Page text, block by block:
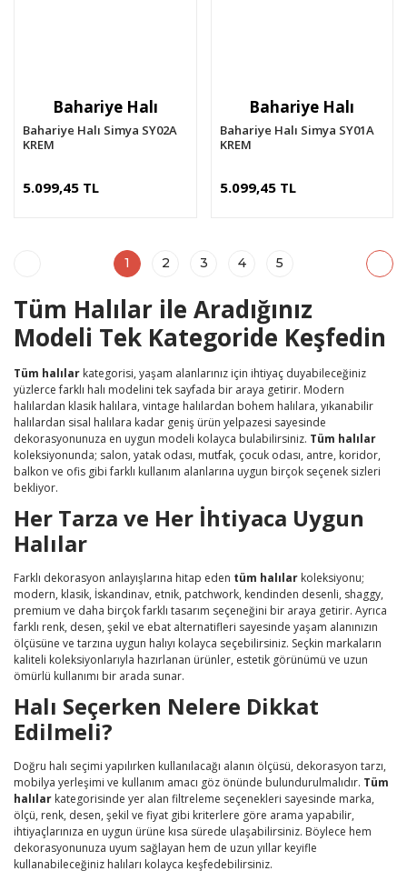
Bahariye Halı
Bahariye Halı Simya SY02A
KREM
5.099,45 TL
Bahariye Halı
Bahariye Halı Simya SY01A
KREM
5.099,45 TL
1 2 3 4 5
Tüm Halılar ile Aradığınız
Modeli Tek Kategoride Keşfedin
Tüm halılar kategorisi, yaşam alanlarınız için ihtiyaç duyabileceğiniz
yüzlerce farklı halı modelini tek sayfada bir araya getirir. Modern
halılardan klasik halılara, vintage halılardan bohem halılara, yıkanabilir
halılardan sisal halılara kadar geniş ürün yelpazesi sayesinde
dekorasyonunuza en uygun modeli kolayca bulabilirsiniz. Tüm halılar
koleksiyonunda; salon, yatak odası, mutfak, çocuk odası, antre, koridor,
balkon ve ofis gibi farklı kullanım alanlarına uygun birçok seçenek sizleri
bekliyor.
Her Tarza ve Her İhtiyaca Uygun
Halılar
Farklı dekorasyon anlayışlarına hitap eden tüm halılar koleksiyonu;
modern, klasik, İskandinav, etnik, patchwork, kendinden desenli, shaggy,
premium ve daha birçok farklı tasarım seçeneğini bir araya getirir. Ayrıca
farklı renk, desen, şekil ve ebat alternatifleri sayesinde yaşam alanınızın
ölçüsüne ve tarzına uygun halıyı kolayca seçebilirsiniz. Seçkin markaların
kaliteli koleksiyonlarıyla hazırlanan ürünler, estetik görünümü ve uzun
ömürlü kullanımı bir arada sunar.
Halı Seçerken Nelere Dikkat
Edilmeli?
Doğru halı seçimi yapılırken kullanılacağı alanın ölçüsü, dekorasyon tarzı,
mobilya yerleşimi ve kullanım amacı göz önünde bulundurulmalıdır. Tüm
halılar kategorisinde yer alan filtreleme seçenekleri sayesinde marka,
ölçü, renk, desen, şekil ve fiyat gibi kriterlere göre arama yapabilir,
ihtiyaçlarınıza en uygun ürüne kısa sürede ulaşabilirsiniz. Böylece hem
dekorasyonunuza uyum sağlayan hem de uzun yıllar keyifle
kullanabileceğiniz halıları kolayca keşfedebilirsiniz.